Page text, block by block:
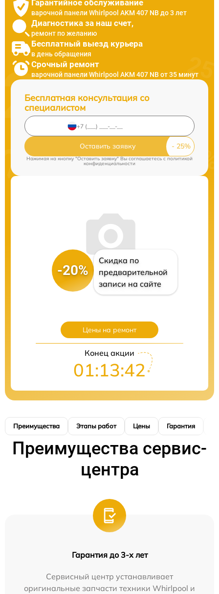
Гарантийное обслуживание
варочной панели Whirlpool AKM 407 NB до 3 лет
Диагностика за наш счет,
ремонт по желанию
Бесплатный выезд курьера
в день обращения
Срочный ремонт
варочной панели Whirlpool AKM 407 NB от 35 минут
Бесплатная консультация со
специалистом
Оставить заявку
Нажимая на кнопку "Оставить заявку" Вы соглашаетесь c политикой
конфиденциальности
-20%
Скидка по
предварительной
записи на сайте
Цены на ремонт
Конец акции
01:13:41
Преимущества Этапы работ Цены Гарантия
Преимущества сервис-
центра
Гарантия до 3-х лет
Сервисный центр устанавливает
оригинальные запчасти техники Whirlpool и